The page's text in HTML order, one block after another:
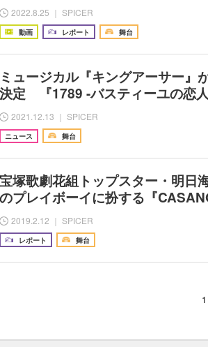
2022.8.25 ｜ SPICER
動画 レポート 舞台
ミュージカル『キングアーサー』
決定 『1789 -バスティーユの恋
2021.12.13 ｜ SPICER
ニュース 舞台
宝塚歌劇花組トップスター・明日
のプレイボーイに扮する『
2019.2.12 ｜ SPICER
レポート 舞台
1